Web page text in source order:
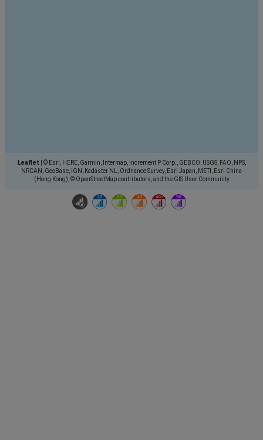
Leaflet
© Esri, HERE, Garmin, Intermap, increment P Corp., GEBCO, USGS, FAO, NPS,
NRCAN, GeoBase, IGN, Kadaster NL, Ordnance Survey, Esri Japan, METI, Esri China
(Hong Kong), © OpenStreetMap contributors, and the GIS User Community